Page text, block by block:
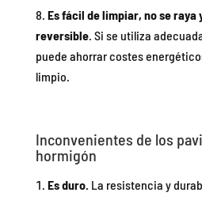
Es fácil de limpiar, no se raya
reversible. Si se utiliza
puede ahorrar costes
limpio.
Inconvenientes de los
hormigón
Es duro. La resistencia y